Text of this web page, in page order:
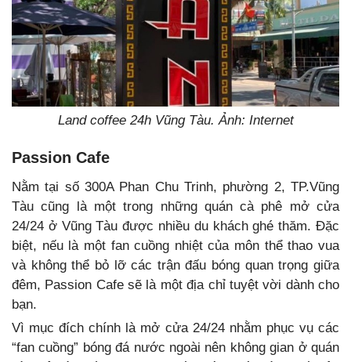
Land coffee 24h Vũng Tàu. Ảnh: Internet
Passion Cafe
Nằm tại số 300A Phan Chu Trinh, phường 2, TP.Vũng
Tàu cũng là một trong những quán cà phê mở cửa
24/24 ở Vũng Tàu được nhiều du khách ghé thăm. Đặc
biệt, nếu là một fan cuồng nhiệt của môn thể thao vua
và không thể bỏ lỡ các trận đấu bóng quan trọng giữa
đêm, Passion Cafe sẽ là một địa chỉ tuyệt vời dành cho
bạn.
Vì mục đích chính là mở cửa 24/24 nhằm phục vụ các
“fan cuồng” bóng đá nước ngoài nên không gian ở quán